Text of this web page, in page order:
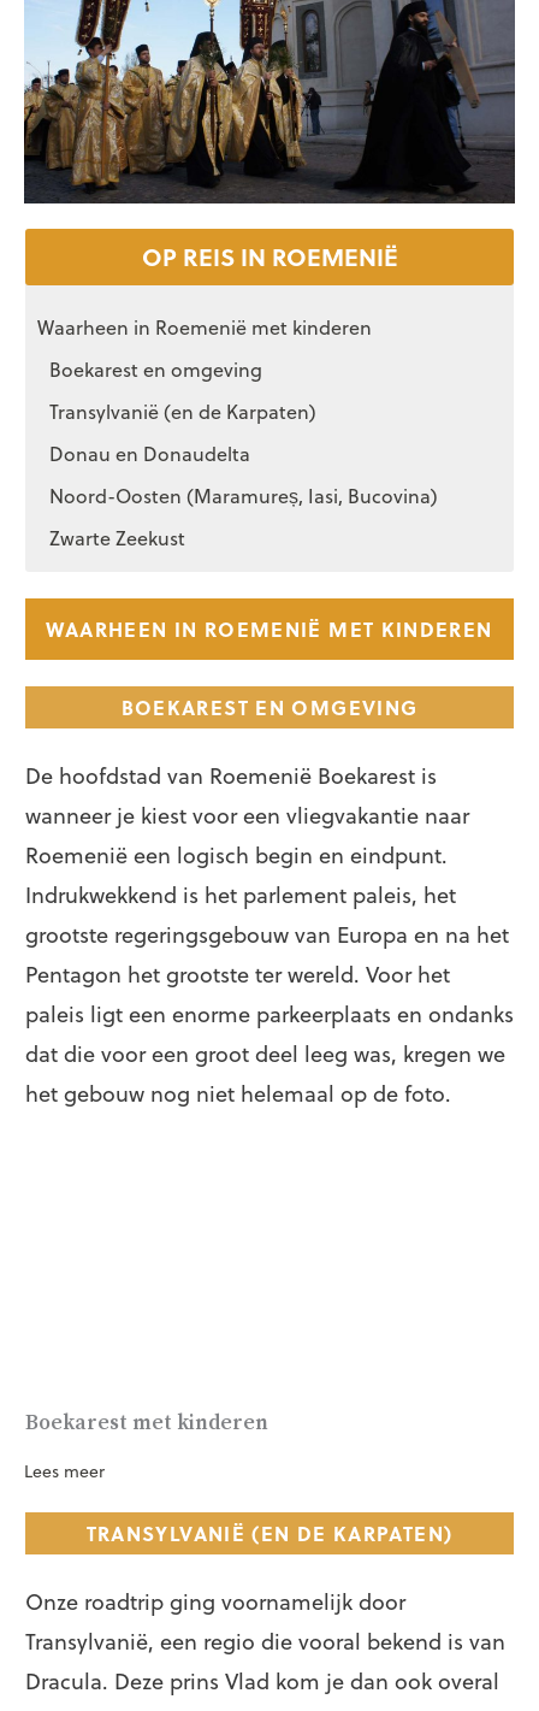
OP REIS IN ROEMENIË
Waarheen in Roemenië met kinderen
Boekarest en omgeving
Transylvanië (en de Karpaten)
Donau en Donaudelta
Noord-Oosten (Maramureș, Iasi, Bucovina)
Zwarte Zeekust
WAARHEEN IN ROEMENIË MET KINDEREN
BOEKAREST EN OMGEVING
De hoofdstad van Roemenië Boekarest is
wanneer je kiest voor een vliegvakantie naar
Roemenië een logisch begin en eindpunt.
Indrukwekkend is het parlement paleis, het
grootste regeringsgebouw van Europa en na het
Pentagon het grootste ter wereld. Voor het
paleis ligt een enorme parkeerplaats en ondanks
dat die voor een groot deel leeg was, kregen we
het gebouw nog niet helemaal op de foto.
Boekarest met kinderen
Lees meer
TRANSYLVANIË (EN DE KARPATEN)
Onze roadtrip ging voornamelijk door
Transylvanië, een regio die vooral bekend is van
Dracula. Deze prins Vlad kom je dan ook overal